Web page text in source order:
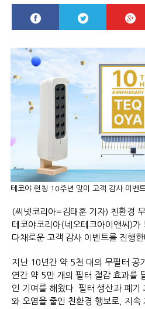
테코야 런칭 10주년 맞이 고객 감사 이벤
(씨넷코리아=김태훈 기자) 친환경
테코야코리아(네오테크아이앤씨)
다채로운 고객 감사 이벤트를 진행한
지난 10년간 약 5천 대의 무필터 공
연간 약 5만 개의 필터 절감 효과를
인 기여를 해왔다. 필터 생산과 폐기
와 오염을 줄인 친환경 행보로, 지속